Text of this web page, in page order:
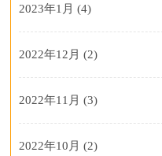
2023年1月 (4)
2022年12月 (2)
2022年11月 (3)
2022年10月 (2)